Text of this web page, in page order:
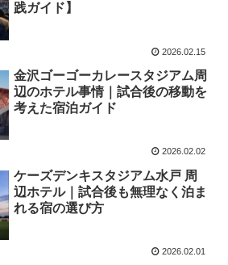
践ガイド】
2026.02.15
金沢ゴーゴーカレースタジアム周
辺のホテル事情｜試合後の移動を
考えた宿泊ガイド
2026.02.02
ケーズデンキスタジアム水戸 周
辺ホテル｜試合後も無理なく泊ま
れる宿の選び方
2026.02.01